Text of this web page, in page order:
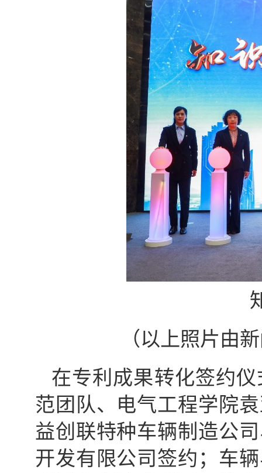
（以上照片由
在专利成果转化签约
范团队、电气工程学院
益创联特种车辆制造公
开发有限公司签约；车